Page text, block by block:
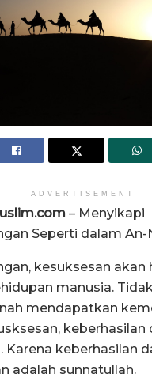
ADVERTISEMENT
– Menyikapi
Seperti dalam An-
kesuksesan akan
manusia.
mendapatkan
keberhasilan
Karena keberhasilan
adalah sunnatullah.